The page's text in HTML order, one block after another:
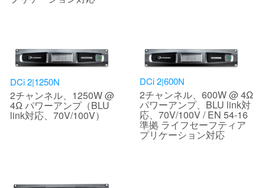
DCi 2|1250N
2チャンネル、1250W @
4Ω パワーアンプ（BLU
link対応、70V/100V）
DCi 2|600N
2チャンネル、600W @ 4Ω
パワーアンプ、BLU link対
応、70V/100V / EN 54-16
準拠 ライフセーフティア
プリケーション対応